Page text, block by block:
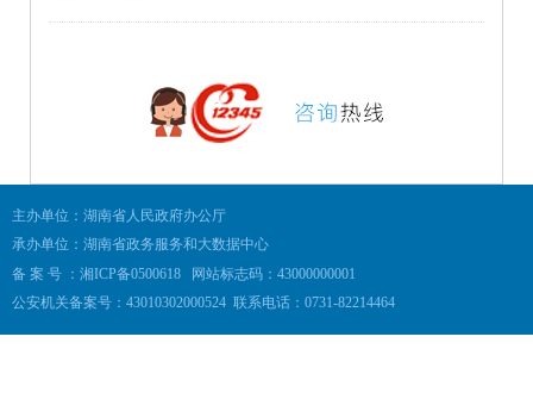
主办单位：湖南省人民政府办公厅
承办单位：湖南省政务服务和大数据中心
备 案 号 ：湘ICP备0500618 网站标志码：43000000001
公安机关备案号：43010302000524 联系电话：0731-82214464